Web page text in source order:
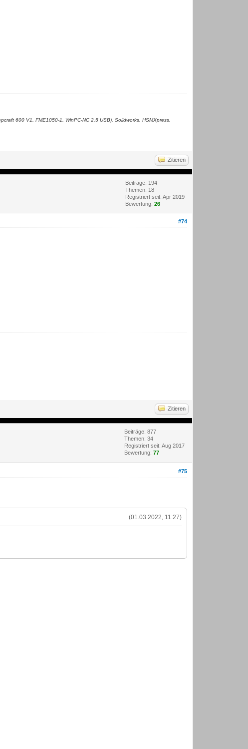
600 V1, FME1050-1, WinPC-NC 2.5 USB), Solidworks, HSMXpress,
Zitieren
Beiträge: 194
Themen: 18
Registriert seit: Apr 2019
Bewertung:26
#74
Zitieren
Beiträge: 877
Themen: 34
Registriert seit: Aug 2017
Bewertung:77
#75
(01.03.2022, 11:27)